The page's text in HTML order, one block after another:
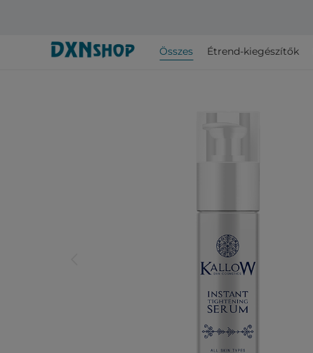
Összes Étrend-kiegészítők